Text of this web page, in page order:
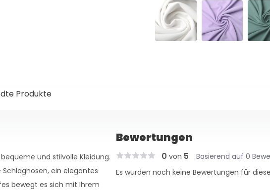
Produkte
und stilvolle Kleidung.
ein elegantes
bewegt es sich mit Ihrem
Bewertungen
0 von 5 Basierend auf 0
Es wurden noch keine Bewertungen für